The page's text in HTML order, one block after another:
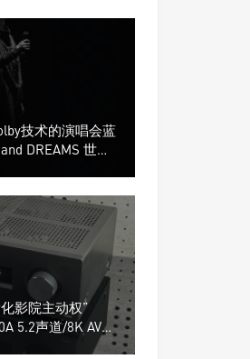
技术的演唱会蓝
DREAMS 世界
影院主动权”
5.2声道/8K AV放